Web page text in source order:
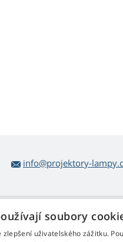
info@projektory-
Web Retail s.r.o.
Kontakt
soubory
uživatelského zážitku.